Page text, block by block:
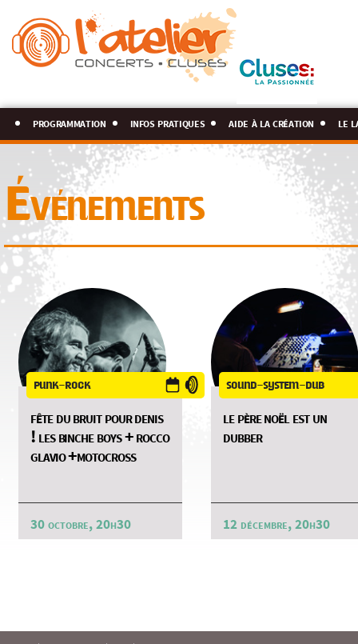
programmation infos pratiques aide à la création le
Événements
punk-rock
fête du bruit pour denis
! les binche boys + rocco
glavio +motocross
30 octobre, 20h30
sound-system-dub
le père noël est un
dubber
12 décembre, 20h30